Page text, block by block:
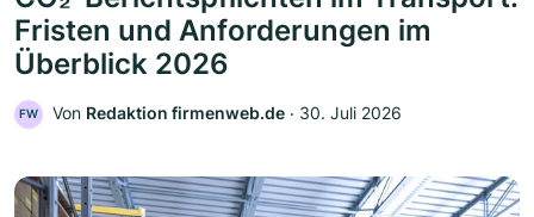
Fristen und Anforderungen im
Überblick 2026
FW Von Redaktion firmenweb.de ‧ 30. Juli 2026